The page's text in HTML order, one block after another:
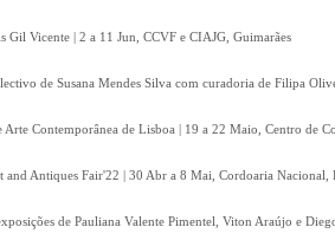
Gil Vicente | 2 a 11 Jun, CCVF e CIAJG, Guimarães
de Susana Mendes Silva com curadoria de Filipa
Contemporânea de Lisboa | 19 a 22 Maio, Centro de
Antiques Fair'22 | 30 Abr a 8 Mai, Cordoaria Nacional,
de Pauliana Valente Pimentel, Viton Araújo e